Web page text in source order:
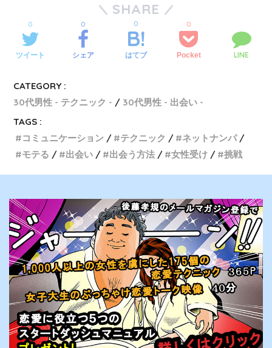
SHARE
ツイート
0
シェア
0
はてブ
0
Pocket
0
LINE
CATEGORY :
30代男性 - テクニック -
30代男性 - 出会い -
TAGS :
コミュニケーション
テクニック
ネットナンパ
モテる
出会い 出会う方法 女性受け 挑戦